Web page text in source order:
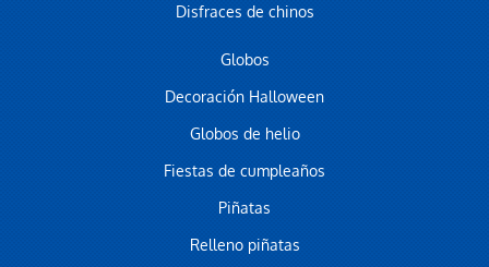
Disfraces de chinos
Globos
Decoración Halloween
Globos de helio
Fiestas de cumpleaños
Piñatas
Relleno piñatas